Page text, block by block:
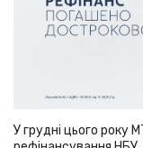
У грудні цього року